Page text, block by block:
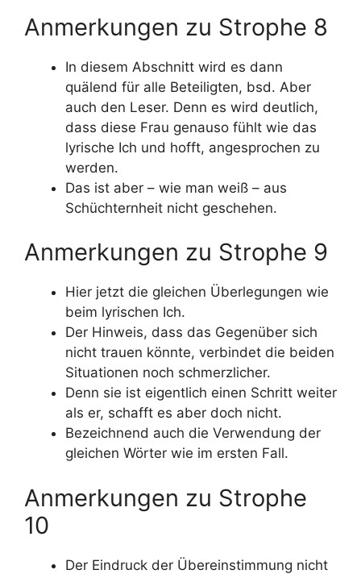
Anmerkungen zu Strophe 8
In diesem Abschnitt wird es dann
quälend für alle Beteiligten, bsd. Aber
auch den Leser. Denn es wird deutlich,
dass diese Frau genauso fühlt wie das
lyrische Ich und hofft, angesprochen zu
werden.
Das ist aber – wie man weiß – aus
Schüchternheit nicht geschehen.
Anmerkungen zu Strophe 9
Hier jetzt die gleichen Überlegungen wie
beim lyrischen Ich.
Der Hinweis, dass das Gegenüber sich
nicht trauen könnte, verbindet die beiden
Situationen noch schmerzlicher.
Denn sie ist eigentlich einen Schritt weiter
als er, schafft es aber doch nicht.
Bezeichnend auch die Verwendung der
gleichen Wörter wie im ersten Fall.
Anmerkungen zu Strophe
10
Der Eindruck der Übereinstimmung nicht